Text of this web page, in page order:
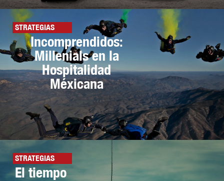
STRATEGIAS
Incomprendidos:
Millenials en la
Hospitalidad
Méxicana
STRATEGIAS
El tiempo